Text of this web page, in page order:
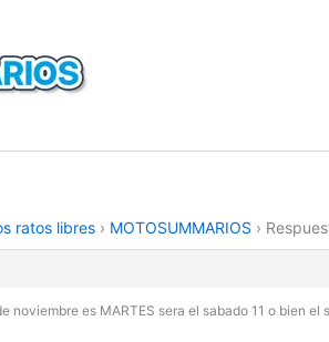
ratos libres › MOTOSUMMARIOS ›
noviembre es MARTES sera el sabado 11 o bien